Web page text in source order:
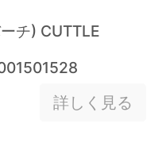
チ) CUTTLE
詳しく見る